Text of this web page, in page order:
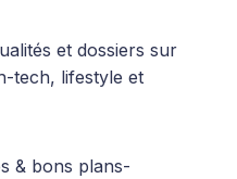
et dossiers sur
tech, lifestyle et
& bons plans-